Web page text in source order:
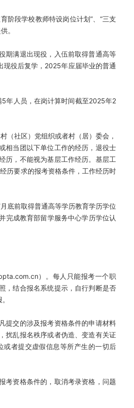
阶段学校教师特设岗位计划”、“三支
。
期满退出现役，入伍前取得普通高等
现役后复学，2025年应届毕业的普通
5年人员，在岗计算时间截至2025年2
（社区）党组织或者村（居）委会，
相当团以下单位工作的经历，退役士
历，不能视为基层工作经历。基层工
历要求的报考资格条件，工作经历时
底前取得普通高等学历教育学历学位
完成教育部留学服务中心学历学位认
）。每人只能报考一个职
，结合报名系统提示，自行判断是否
提交的涉及报考资格条件的申请材料
扰乱报名秩序或者伪造、变造有关证
者提交虚假信息等所产生的一切后
考资格条件的，取消考录资格，问题